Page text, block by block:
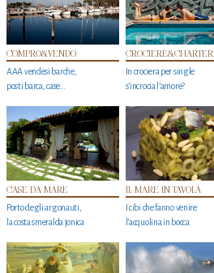
COMPRO&VENDO
AAA vendesi barche,
posti barca, case…
CROCIERE&CHARTER
In crociera per single
s'incrocia l’amore?
CASE DA MARE
Porto degli argonauti,
la costa smeralda jonica
IL MARE IN TAVOLA
I cibi che fanno venire
l’acquolina in bocca